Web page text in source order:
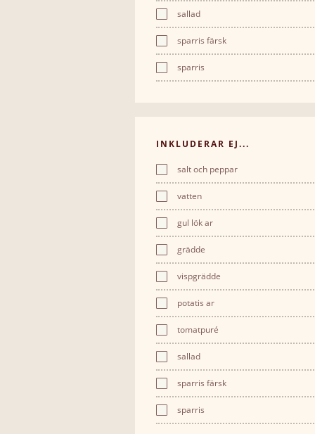
sallad
sparris färsk
sparris
INKLUDERAR EJ...
salt och peppar
vatten
gul lök ar
grädde
vispgrädde
potatis ar
tomatpuré
sallad
sparris färsk
sparris